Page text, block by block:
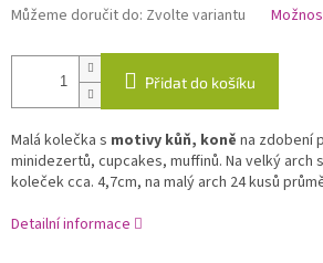
Můžeme doručit do: Zvolte variantu
Přidat do košíku
Malá kolečka s motivy kůň, koně na zdobení
minidezertů, cupcakes, muffinů. Na velký arch
koleček cca. 4,7cm, na malý arch 24 kusů
Detailní informace